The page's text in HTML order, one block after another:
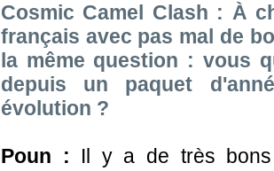
Cosmic Camel Clash : À
français avec pas mal de
la même question : vous
depuis un paquet
évolution ?
Poun : Il y a de très bons